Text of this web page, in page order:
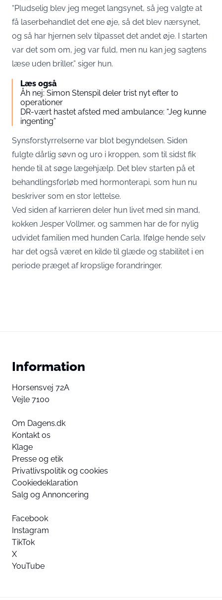
“Pludselig blev jeg meget langsynet, så jeg valgte at
få laserbehandlet det ene øje, så det blev nærsynet,
og så har hjernen selv tilpasset det andet øje. I starten
var det som om, jeg var fuld, men nu kan jeg sagtens
læse uden briller,” siger hun.
Læs også
Åh nej: Simon Stenspil deler trist nyt efter to
operationer
DR-vært hastet afsted med ambulance: “Jeg kunne
ingenting”
Synsforstyrrelserne var blot begyndelsen. Siden
fulgte dårlig søvn og uro i kroppen, som til sidst fik
hende til at søge lægehjælp. Det blev starten på et
behandlingsforløb med hormonterapi, som hun nu
beskriver som en stor lettelse.
Ved siden af karrieren deler hun livet med sin mand,
kokken Jesper Vollmer, og sammen har de for nylig
udvidet familien med hunden Carla. Ifølge hende selv
har det også været en kilde til glæde og stabilitet i en
periode præget af kropslige forandringer.
Information
Horsensvej 72A
Vejle 7100
Om Dagens.dk
Kontakt os
Klage
Presse og etik
Privatlivspolitik og cookies
Cookiedeklaration
Salg og Annoncering
Facebook
Instagram
TikTok
X
YouTube